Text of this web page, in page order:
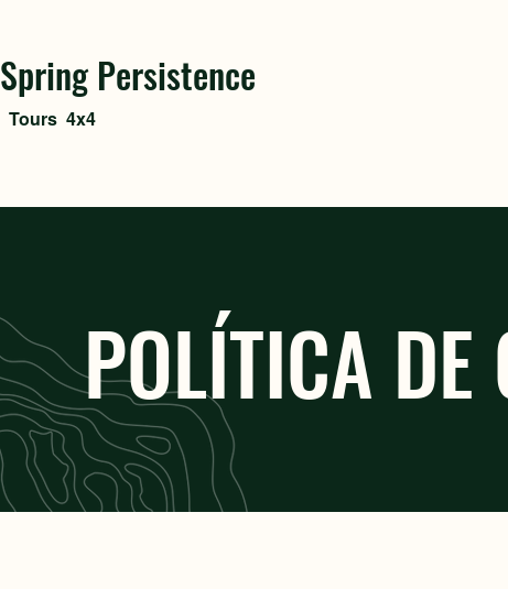
Spring Persistence
Tours 4x4
POLÍTICA DE